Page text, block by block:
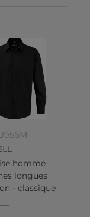
homme
longues
- classique